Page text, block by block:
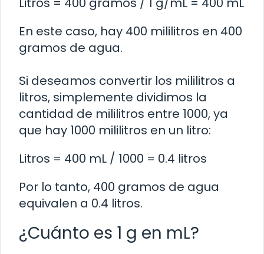
En este caso, hay 400 mililitros en 400
gramos de agua.
Si deseamos convertir los mililitros a
litros, simplemente dividimos la
cantidad de mililitros entre 1000, ya
que hay 1000 mililitros en un litro:
Litros = 400 mL / 1000 = 0.4 litros
Por lo tanto, 400 gramos de agua
equivalen a 0.4 litros.
¿Cuánto es 1 g en mL?